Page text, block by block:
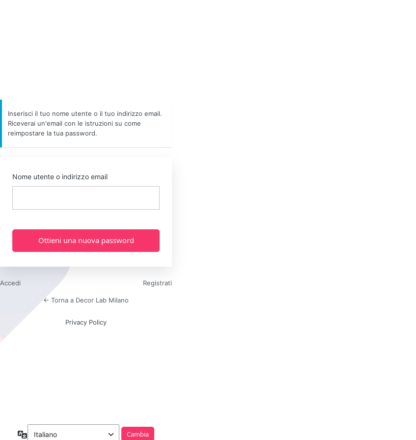
Inserisci il tuo nome utente o il tuo indirizzo email.
Riceverai un'email con le istruzioni su come
reimpostare la tua password.
Nome utente o indirizzo email
Accedi Registrati
← Torna a Decor Lab Milano
Privacy Policy
Lingua